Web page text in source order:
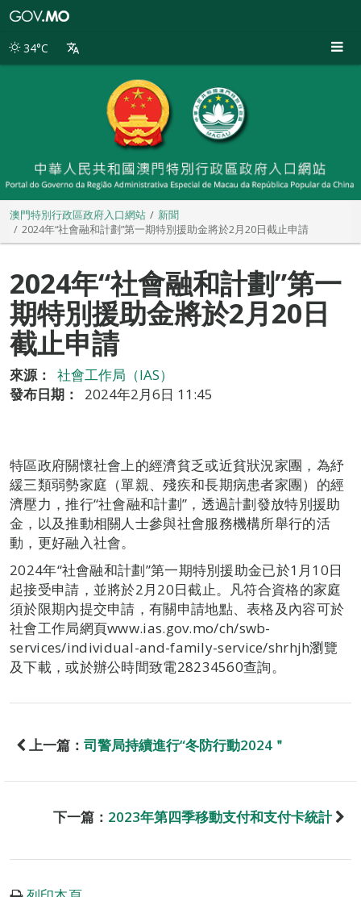
別
34°C
澳門特別行政區政府入口網站
新聞
2024年“社會融和計劃”第一期特別援助金將於2月20日截止申請
2024年“社會融和計劃”第一
期特別援助金將於2月20日
截止申請
來源：
社會工作局（IAS）
發布日期：
2024年2月6日 11:45
特區政府關懷社會上的經濟貧乏或近貧狀況家團，為紓
緩三類弱勢家庭（單親、殘疾和長期病患者家團）的經
濟壓力，推行“社會融和計劃”，透過計劃發放特別援助
金，以及推動相關人士參與社會服務機構所舉行的活
動，更好融入社會。
2024年“社會融和計劃”第一期特別援助金已於1月10日
起接受申請，並將於2月20日截止。凡符合資格的家庭
須於限期內提交申請，有關申請地點、表格及內容可於
社會工作局網頁www.ias.gov.mo/ch/swb-
services/individual-and-family-service/shrhjh瀏覽
及下載，或於辦公時間致電28234560查詢。
上一篇： 司警局持續進行“冬防行動2024＂
下一篇： 2023年第四季移動支付和支付卡統計